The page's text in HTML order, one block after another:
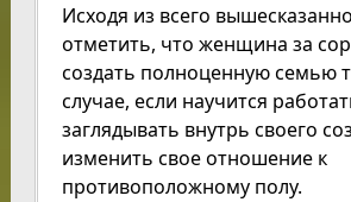
Исходя из всего
отметить, что женщина за
создать полноценную семью
случае, если научится
заглядывать внутрь своего
изменить свое отношение к
противоположному полу.